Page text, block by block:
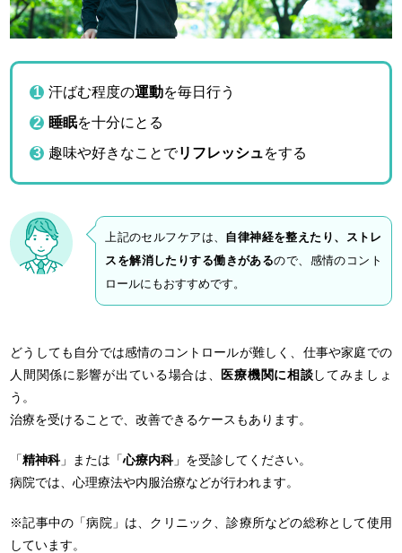
汗ばむ程度の運動を毎日行う
睡眠を十分にとる
趣味や好きなことでリフレッシュをする
上記のセルフケアは、 自律神経を整えたり、ストレ
スを解消したりする働きがあるので、感情のコント
ロールにもおすすめです。
どうしても自分では感情のコントロールが難しく、仕事や家庭での
人間関係に影響が出ている場合は、 医療機関に相談してみましょ
う。
治療を受けることで、改善できるケースもあります。
「精神科」または「心療内科」を受診してください。
病院では、心理療法や内服治療などが行われます。
※記事中の「病院」は、クリニック、診療所などの総称として使用
しています。